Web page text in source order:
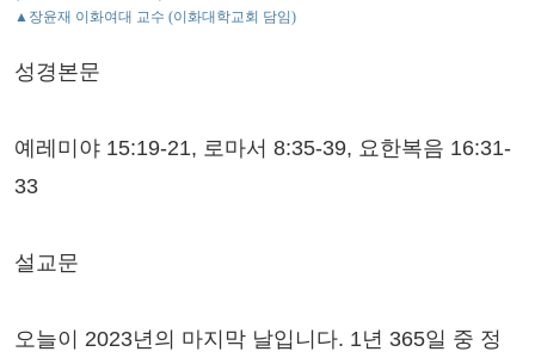
▲장윤재 이화여대 교수 (이화대학교회 담임)
성경본문
예레미야 15:19-21, 로마서 8:35-39, 요한복음 16:31-
33
설교문
오늘이 2023년의 마지막 날입니다. 1년 365일 중 정